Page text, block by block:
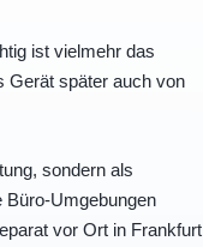
ist vielmehr das
Gerät später auch von
sondern als
Büro-Umgebungen
vor Ort in Frankfurt